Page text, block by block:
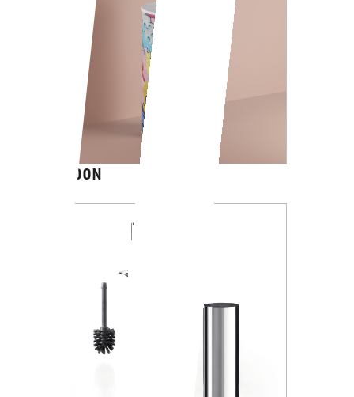
CARTOON